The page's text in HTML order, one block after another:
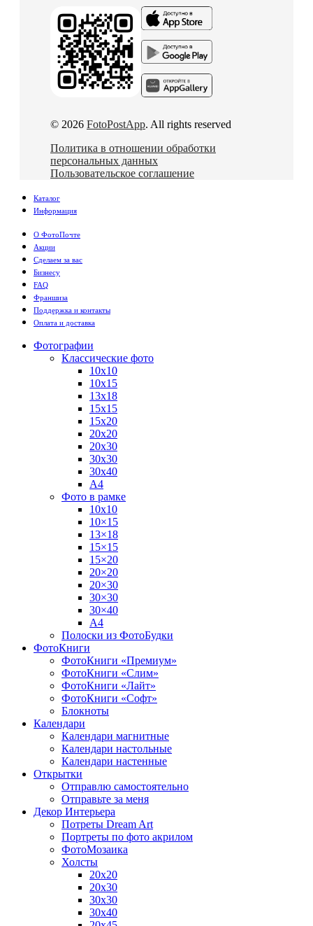
© 2026 FotoPostApp. All rights reserved
Политика в отношении обработки
персональных данных
Пользовательское соглашение
Каталог
Информация
О ФотоПочте
Акции
Сделаем за вас
Бизнесу
FAQ
Франшиза
Поддержка и контакты
Оплата и доставка
Фотографии
Классические фото
10х10
10х15
13х18
15х15
15х20
20х20
20х30
30х30
30х40
А4
Фото в рамке
10х10
10×15
13×18
15×15
15×20
20×20
20×30
30×30
30×40
A4
Полоски из ФотоБудки
ФотоКниги
ФотоКниги «Премиум»
ФотоКниги «Слим»
ФотоКниги «Лайт»
ФотоКниги «Софт»
Блокноты
Календари
Календари магнитные
Календари настольные
Календари настенные
Открытки
Отправлю самостоятельно
Отправьте за меня
Декор Интерьера
Потреты Dream Art
Портреты по фото акрилом
ФотоМозаика
Холсты
20х20
20х30
30х30
30х40